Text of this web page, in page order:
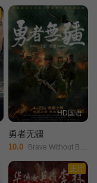
HD国语
勇者无疆
10.0 Brave Without Boundaries/
正片